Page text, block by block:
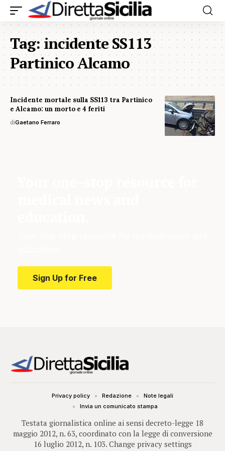
Tag:incidente SS113
Partinico Alcamo
Incidente mortale sulla SS113 tra Partinico
e Alcamo: un morto e 4 feriti
diGaetano Ferraro
Sign Up for Free
Testata giornalistica online ai sensi decreto-legge 18
maggio 2012, n. 63, coordinato con la legge di conversione
16 luglio 2012, n. 103. Change privacy settings
Privacy policy Redazione
Note legali
Invia un comunicato stampa